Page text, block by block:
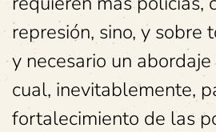
represión, sino, y sobre
y necesario un
cual, inevitablemente,
fortalecimiento de las